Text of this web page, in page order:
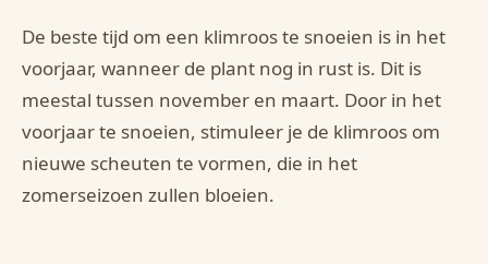
De beste tijd om een klimroos te snoeien is in het
voorjaar, wanneer de plant nog in rust is. Dit is
meestal tussen november en maart. Door in het
voorjaar te snoeien, stimuleer je de klimroos om
nieuwe scheuten te vormen, die in het
zomerseizoen zullen bloeien.